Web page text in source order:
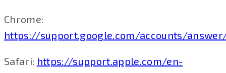
Chrome:
https://support.google.com/accounts/
Safari: https://support.apple.com/en-